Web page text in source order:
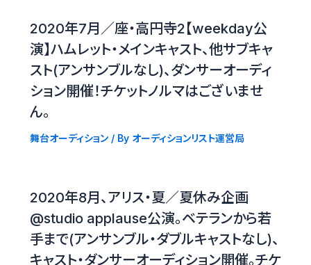
2020年7月／座・高円寺2【weekday公
演】ハムレット・メインキャスト、他サブキャ
スト(アンサンブルなし)、ダンサーオーディ
ション開催！チケットノルマはございませ
ん。
舞台オーディション/ By オーディションリスト運営局
2020年8月、アリス・夏／夏休み企画
@studio applause公演。ベテランから若
手まで(アンサンブル・ダブルキャストなし)、
キャスト・ダンサーオーディション開催。チケ